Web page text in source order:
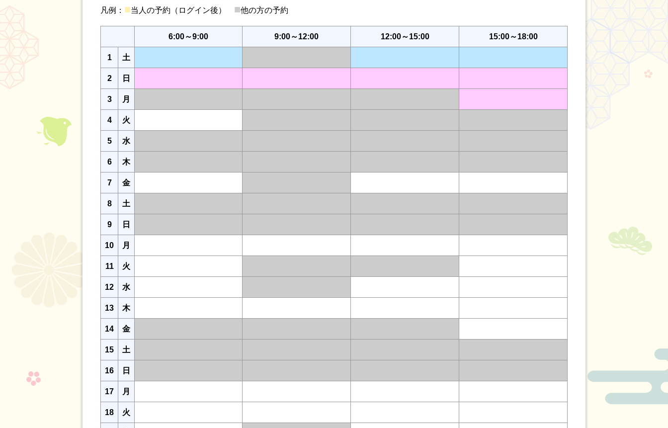
凡例： ■当人の予約（ログイン後） ■他の方の予約
6:00～9:00 9:00～12:00 12:00～15:00 15:00～18:00
1 土
2 日
3 月
4 火
5 水
6 木
7 金
8 土
9 日
10 月
11 火
12 水
13 木
14 金
15 土
16 日
17 月
18 火